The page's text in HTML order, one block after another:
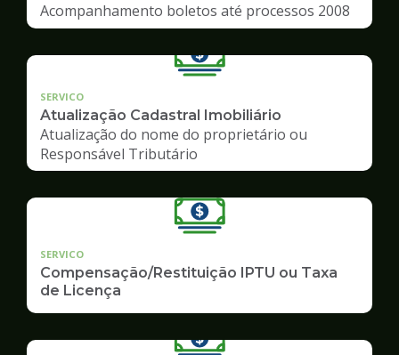
Acompanhamento boletos até processos 2008
SERVICO
Atualização Cadastral Imobiliário
Atualização do nome do proprietário ou
Responsável Tributário
SERVICO
Compensação/Restituição IPTU ou Taxa
de Licença